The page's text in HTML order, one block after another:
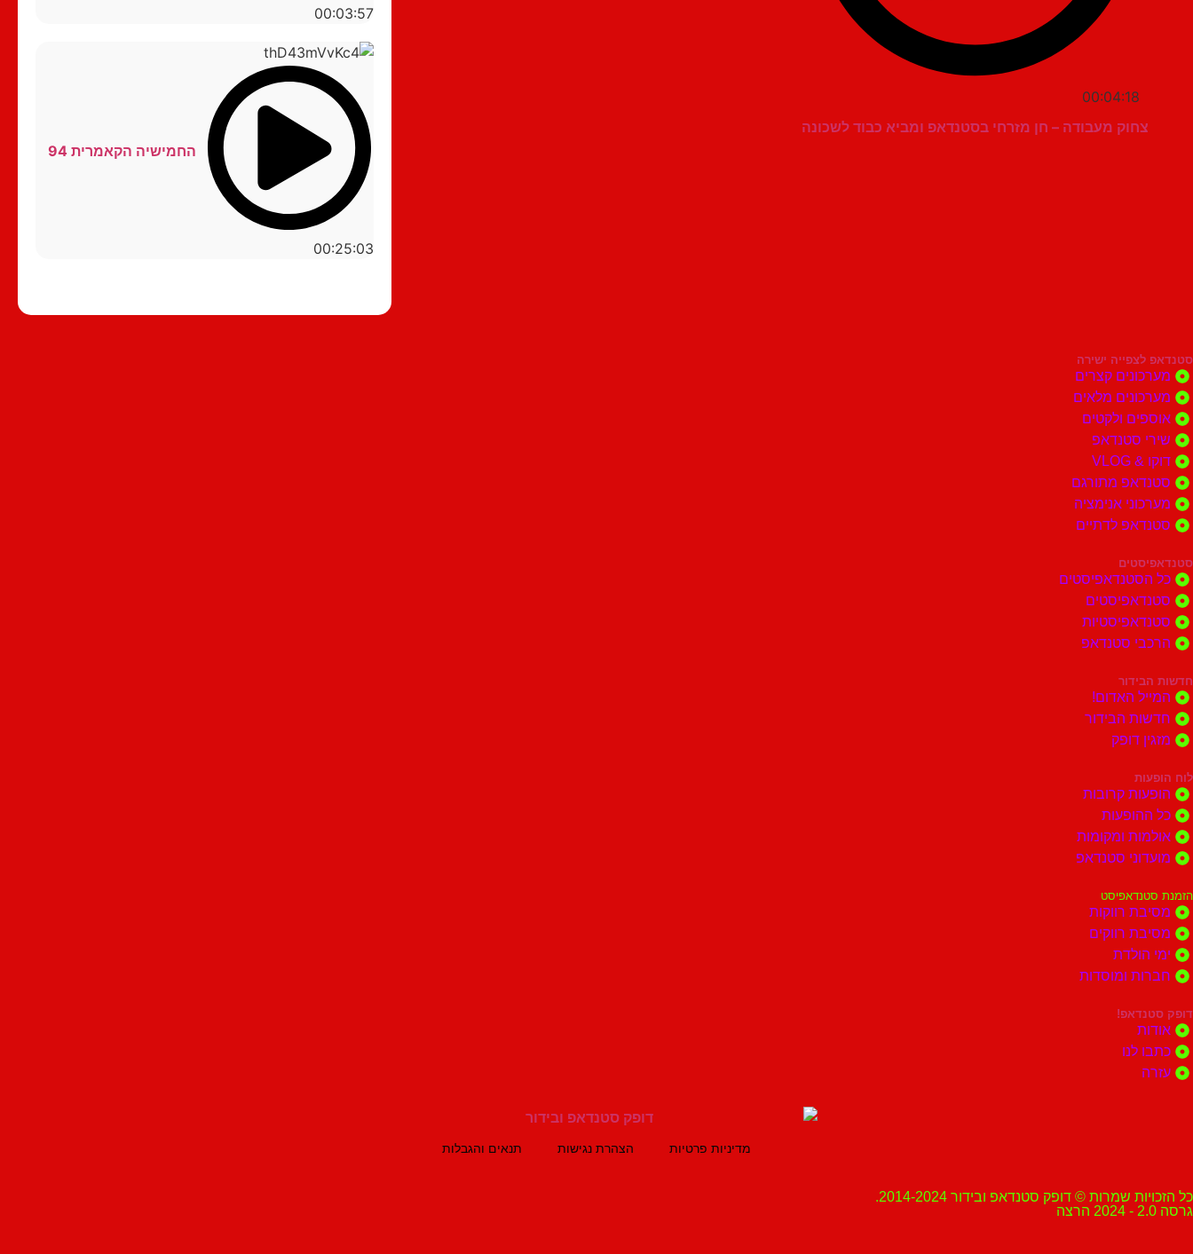
00:04:18
צחוק מעבודה – חן מזרחי בסטנדאפ ומביא כבוד לשכונה
00:03:57
00:25:03
החמישיה הקאמרית 94
סטנדאפ לצפייה ישירה
מערכונים קצרים
מערכונים מלאים
אוספים ולקטים
שירי סטנדאפ
דוקו & VLOG
סטנדאפ מתורגם
מערכוני אנימציה
סטנדאפ לדתיים
סטנדאפיסטים
כל הסטנדאפיסטים
סטנדאפיסטים
סטנדאפיסטיות
הרכבי סטנדאפ
חדשות הבידור
המייל האדום!
חדשות הבידור
מזגין דופק
לוח הופעות
הופעות קרובות
כל ההופעות
אולמות ומקומות
מועדוני סטנדאפ
הזמנת סטנדאפיסט
מסיבת רווקות
מסיבת רווקים
ימי הולדת
חברות ומוסדות
דופק סטנדאפ!
אודות
כתבו לנו
עזרה
מדיניות פרטיות הצהרת נגישות תנאים והגבלות
כל הזכויות שמרות © דופק סטנדאפ ובידור 2014-2024.
גרסה 2.0 - 2024 הרצה